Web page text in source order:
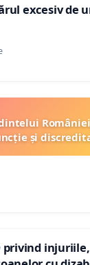
excesiv de
și
privind